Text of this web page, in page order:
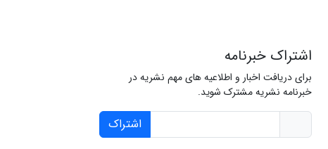
اشتراک خبرنامه
برای دریافت اخبار و اطلاعیه های مهم نشریه در
خبرنامه نشریه مشترک شوید.
اشتراک